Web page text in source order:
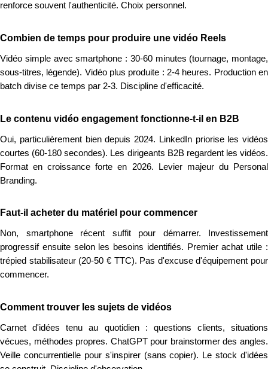
renforce souvent l'authenticité. Choix personnel.
Combien de temps pour produire une vidéo Reels
Vidéo simple avec smartphone : 30-60 minutes (tournage, montage,
sous-titres, légende). Vidéo plus produite : 2-4 heures. Production en
batch divise ce temps par 2-3. Discipline d'efficacité.
Le contenu vidéo engagement fonctionne-t-il en B2B
Oui, particulièrement bien depuis 2024. LinkedIn priorise les vidéos
courtes (60-180 secondes). Les dirigeants B2B regardent les vidéos.
Format en croissance forte en 2026. Levier majeur du Personal
Branding.
Faut-il acheter du matériel pour commencer
Non, smartphone récent suffit pour démarrer. Investissement
progressif ensuite selon les besoins identifiés. Premier achat utile :
trépied stabilisateur (20-50 € TTC). Pas d'excuse d'équipement pour
commencer.
Comment trouver les sujets de vidéos
Carnet d'idées tenu au quotidien : questions clients, situations
vécues, méthodes propres. ChatGPT pour brainstormer des angles.
Veille concurrentielle pour s'inspirer (sans copier). Le stock d'idées